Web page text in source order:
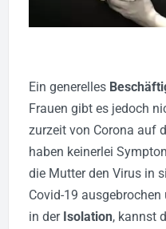
Ein generelles
Frauen gibt es jedoch
zurzeit von Corona auf
haben keinerlei
die Mutter den Virus in
Covid-19
in der Isolation, kannst